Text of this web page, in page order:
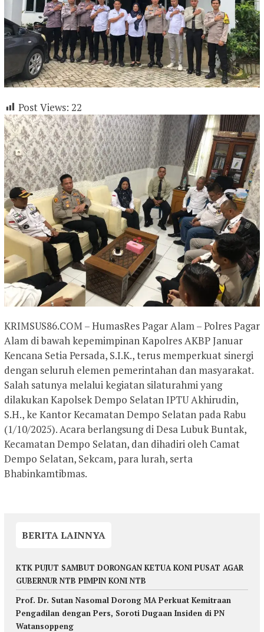
Post Views: 22
KRIMSUS86.COM – HumasRes Pagar Alam – Polres Pagar
Alam di bawah kepemimpinan Kapolres AKBP Januar
Kencana Setia Persada, S.I.K., terus memperkuat sinergi
dengan seluruh elemen pemerintahan dan masyarakat.
Salah satunya melalui kegiatan silaturahmi yang
dilakukan Kapolsek Dempo Selatan IPTU Akhirudin,
S.H., ke Kantor Kecamatan Dempo Selatan pada Rabu
(1/10/2025). Acara berlangsung di Desa Lubuk Buntak,
Kecamatan Dempo Selatan, dan dihadiri oleh Camat
Dempo Selatan, Sekcam, para lurah, serta
Bhabinkamtibmas.
BERITA LAINNYA
KTK PUJUT SAMBUT DORONGAN KETUA KONI PUSAT AGAR
GUBERNUR NTB PIMPIN KONI NTB
Prof. Dr. Sutan Nasomal Dorong MA Perkuat Kemitraan
Pengadilan dengan Pers, Soroti Dugaan Insiden di PN
Watansoppeng